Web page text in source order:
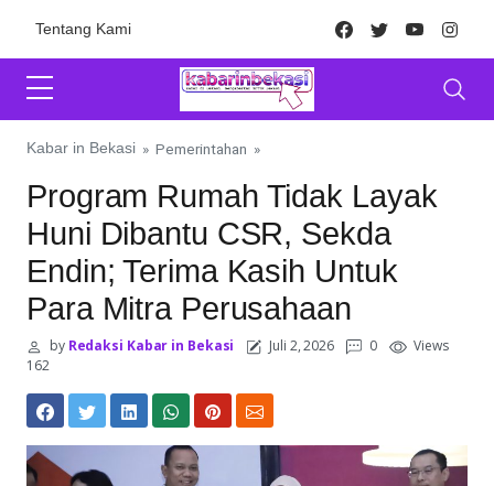
Tentang Kami Facebook
TwitterYoutube
Kabar in Bekasi » Pemerintahan »
Program Rumah Tidak Layak
Huni Dibantu CSR, Sekda
Endin; Terima Kasih Untuk
Para Mitra Perusahaan
byRedaksi Kabar in Bekasi Juli 2, 2026 0
Views
162